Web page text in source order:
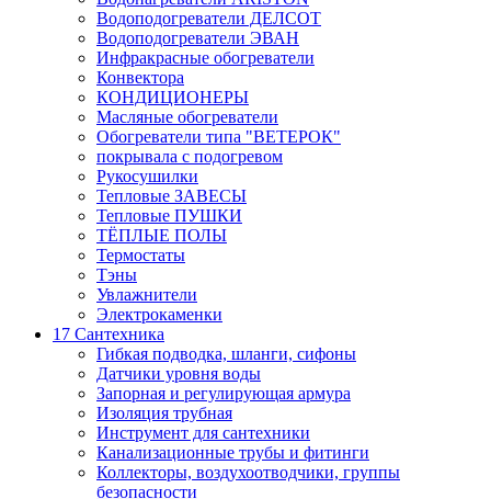
Водоподогреватели ДЕЛСОТ
Водоподогреватели ЭВАН
Инфракрасные обогреватели
Конвектора
КОНДИЦИОНЕРЫ
Масляные обогреватели
Обогреватели типа "ВЕТЕРОК"
покрывала с подогревом
Рукосушилки
Тепловые ЗАВЕСЫ
Тепловые ПУШКИ
ТЁПЛЫЕ ПОЛЫ
Термостаты
Тэны
Увлажнители
Электрокаменки
17 Сантехника
Гибкая подводка, шланги, сифоны
Датчики уровня воды
Запорная и регулирующая армура
Изоляция трубная
Инструмент для сантехники
Канализационные трубы и фитинги
Коллекторы, воздухоотводчики, группы
безопасности